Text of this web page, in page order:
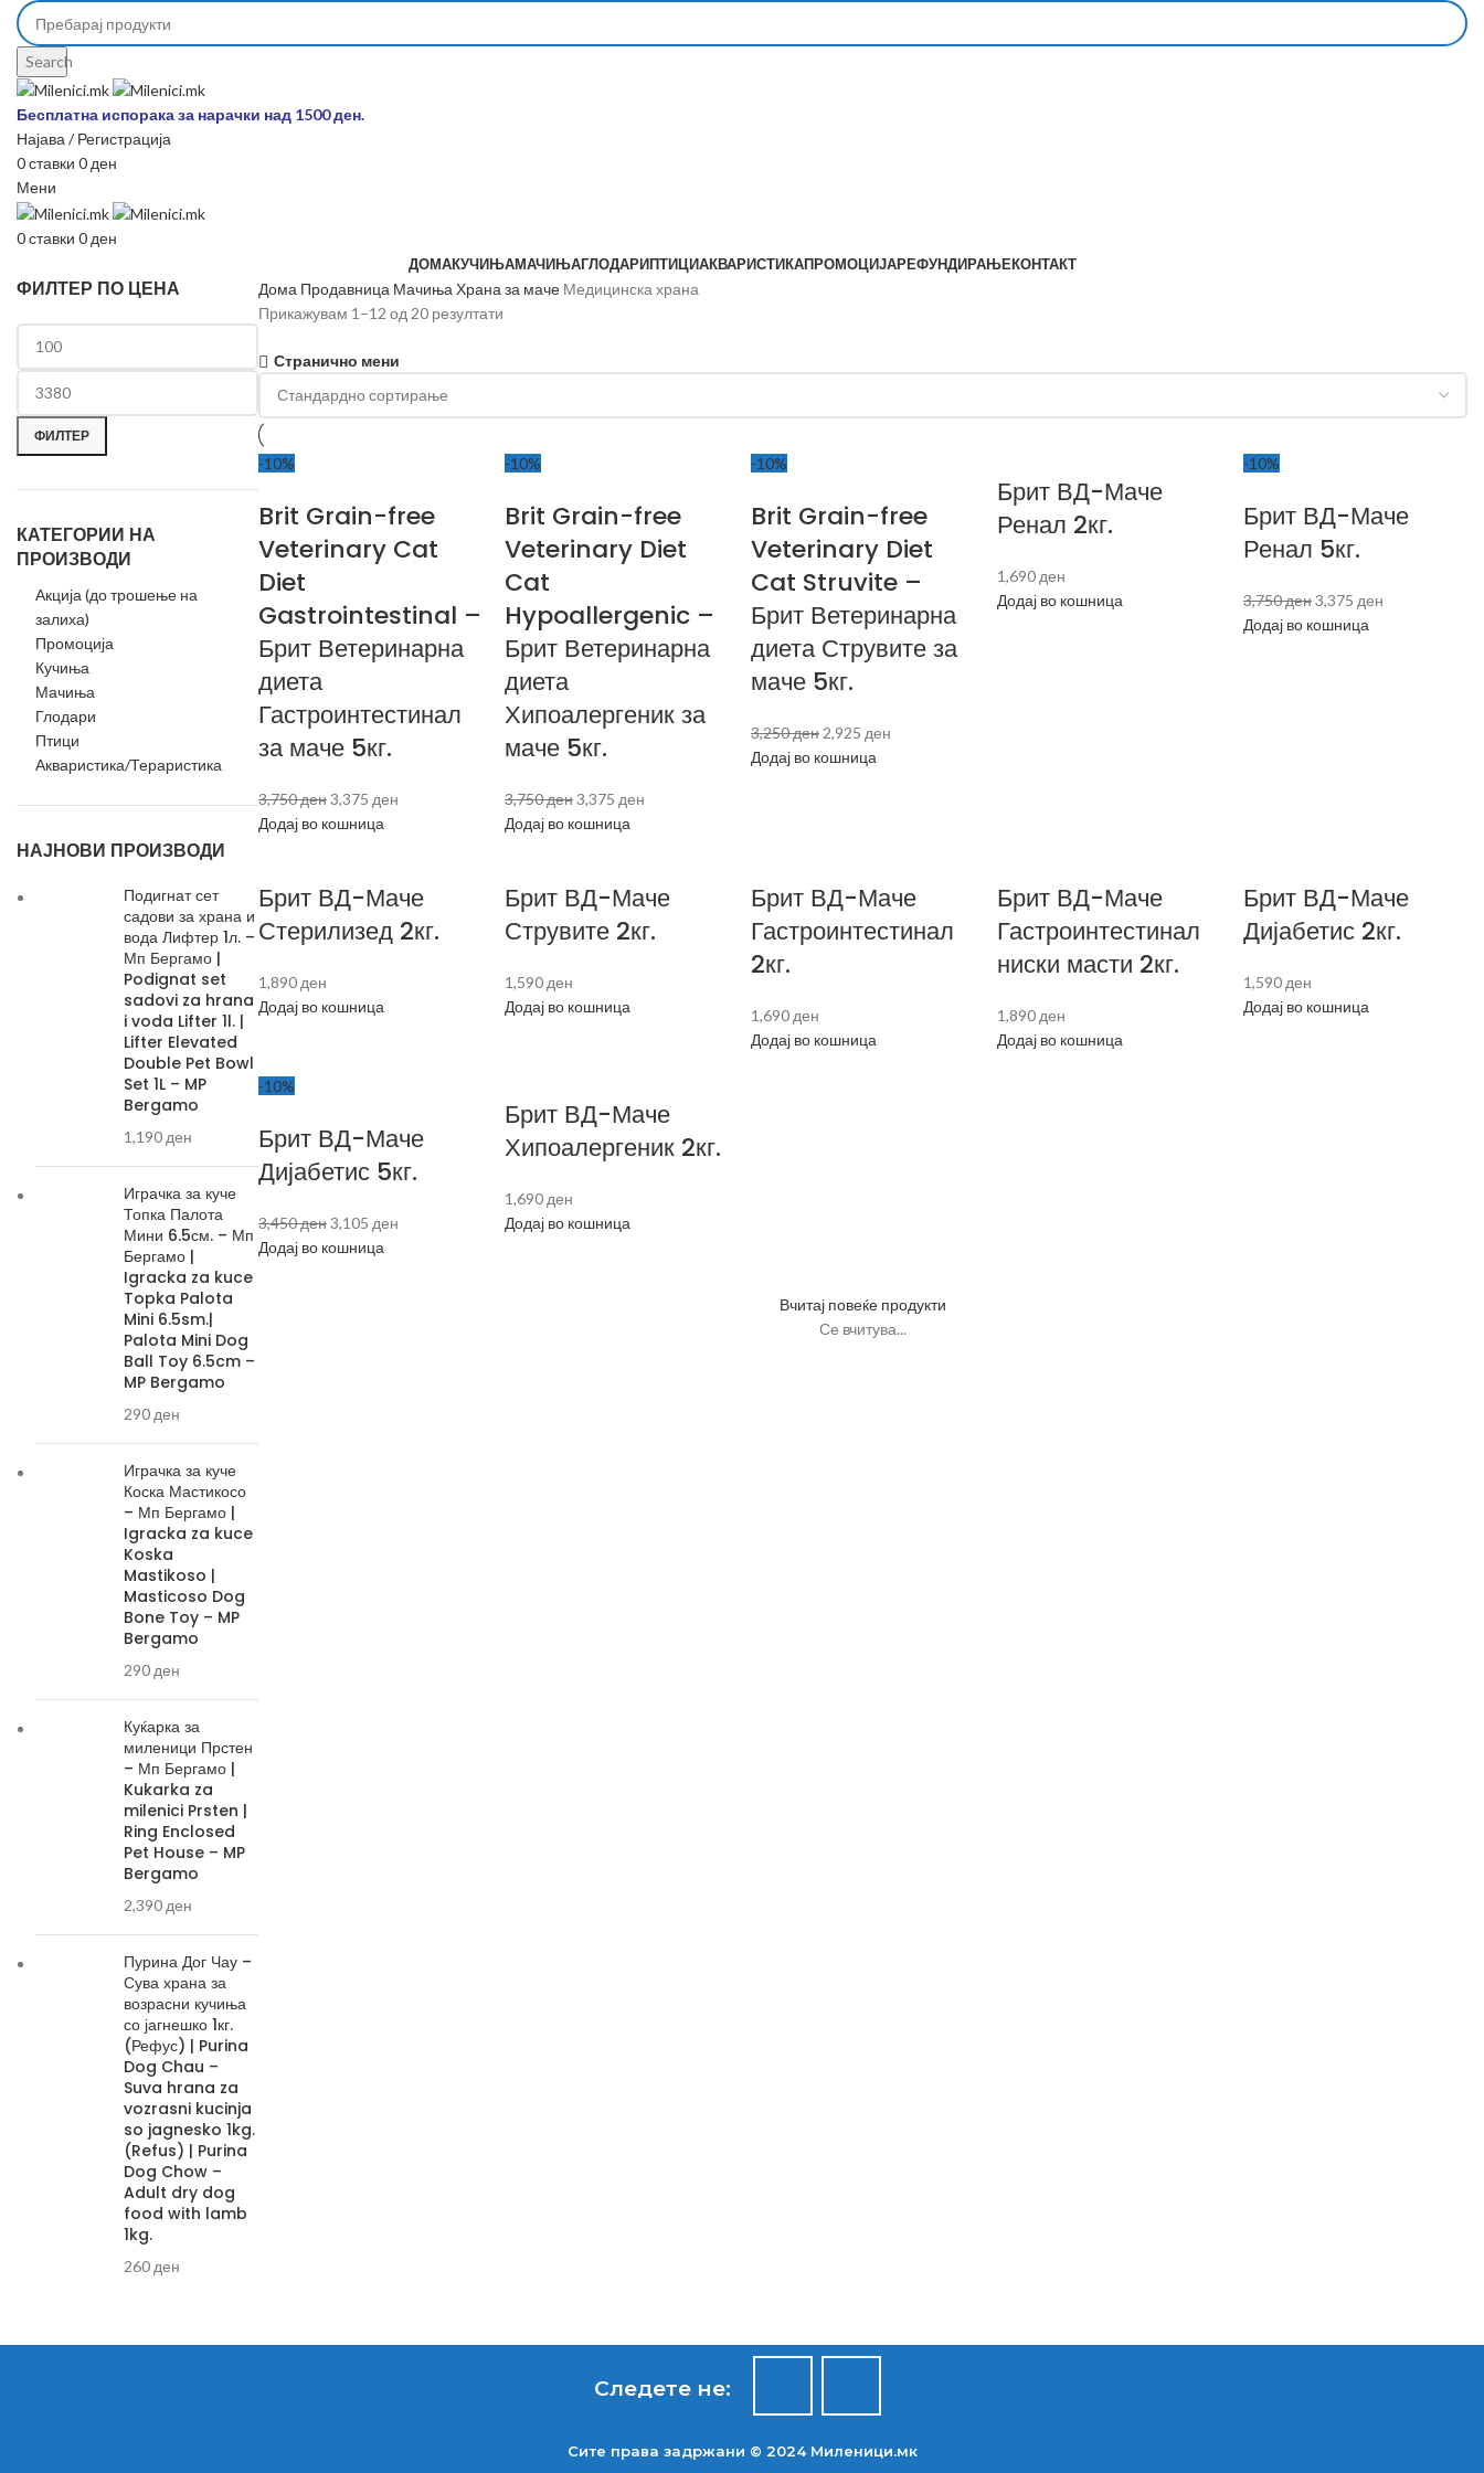
Search
Бесплатна испорака за нарачки над 1500 ден.
Најава / Регистрација
0ставки 0ден
Мени
0ставки 0 ден
ДОМАКУЧИЊАМАЧИЊАГЛОДАРИПТИЦИАКВАРИСТИКАПРОМОЦИЈАРЕФУНДИРАЊЕКОНТАКТ
ФИЛТЕР ПО ЦЕНА
ФИЛТЕР
КАТЕГОРИИ НА
ПРОИЗВОДИ
Акција (до трошење на
залиха)
Промоција
Кучиња
Мачиња
Глодари
Птици
Акваристика/Тераристика
НАЈНОВИ ПРОИЗВОДИ
Подигнат сет
садови за храна и
вода Лифтер 1л. –
Мп Бергамо |
Podignat set
sadovi za hrana
i voda Lifter 1l. |
Lifter Elevated
Double Pet Bowl
Set 1L – MP
Bergamo
1,190 ден
Играчка за куче
Топка Палота
Мини 6.5см. – Мп
Бергамо |
Igracka za kuce
Topka Palota
Mini 6.5sm.|
Palota Mini Dog
Ball Toy 6.5cm –
MP Bergamo
290 ден
Играчка за куче
Коска Мастикосо
– Мп Бергамо |
Igracka za kuce
Koska
Mastikoso |
Masticoso Dog
Bone Toy – MP
Bergamo
290 ден
Куќарка за
миленици Прстен
– Мп Бергамо |
Kukarka za
milenici Prsten |
Ring Enclosed
Pet House – MP
Bergamo
2,390 ден
Пурина Дог Чау –
Сува храна за
возрасни кучиња
со јагнешко 1кг.
(Рефус) | Purina
Dog Chau –
Suva hrana za
vozrasni kucinja
so jagnesko 1kg.
(Refus) | Purina
Dog Chow –
Adult dry dog
food with lamb
1kg.
260 ден
Дома Продавница Мачиња Храна за маче Медицинска храна
Прикажувам 1–12 од 20 резултати
Странично мени
-10%
Brit Grain-free
Veterinary Cat
Diet
Gastrointestinal –
Брит Ветеринарна
диета
Гастроинтестинал
за маче 5кг.
3,750ден3,375 ден
Додај во кошница
-10%
Brit Grain-free
Veterinary Diet
Cat
Hypoallergenic –
Брит Ветеринарна
диета
Хипоалергеник за
маче 5кг.
3,750ден3,375 ден
Додај во кошница
-10%
Brit Grain-free
Veterinary Diet
Cat Struvite –
Брит Ветеринарна
диета Струвите за
маче 5кг.
3,250ден 2,925 ден
Додај во кошница
Брит ВД-Маче
Ренал 2кг.
1,690 ден
Додај во кошница
-10%
Брит ВД-Маче
Ренал 5кг.
3,750ден3,375 ден
Додај во кошница
Брит ВД-Маче
Стерилизед 2кг.
1,890 ден
Додај во кошница
Брит ВД-Маче
Струвите 2кг.
1,590 ден
Додај во кошница
Брит ВД-Маче
Гастроинтестинал
2кг.
1,690 ден
Додај во кошница
Брит ВД-Маче
Гастроинтестинал
ниски масти 2кг.
1,890 ден
Додај во кошница
Брит ВД-Маче
Дијабетис 2кг.
1,590 ден
Додај во кошница
-10%
Брит ВД-Маче
Дијабетис 5кг.
3,450ден3,105 ден
Додај во кошница
Брит ВД-Маче
Хипоалергеник 2кг.
1,690 ден
Додај во кошница
Вчитај повеќе продукти
Се вчитува...
Следете не:
Сите права задржани © 2024 Mиленици.мк